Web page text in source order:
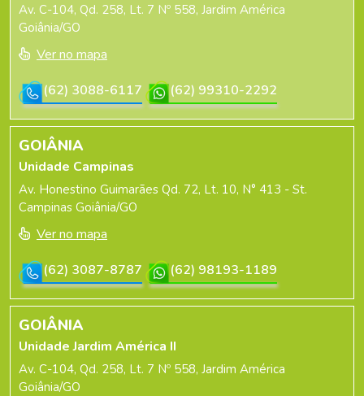
Av. C-104, Qd. 258, Lt. 7 Nº 558, Jardim América
Goiânia/GO
Ver no mapa
(62) 3088-6117
(62) 99310-2292
GOIÂNIA
Unidade Campinas
Av. Honestino Guimarães Qd. 72, Lt. 10, N° 413 - St.
Campinas Goiânia/GO
Ver no mapa
(62) 3087-8787
(62) 98193-1189
GOIÂNIA
Unidade Jardim América II
Av. C-104, Qd. 258, Lt. 7 Nº 558, Jardim América
Goiânia/GO